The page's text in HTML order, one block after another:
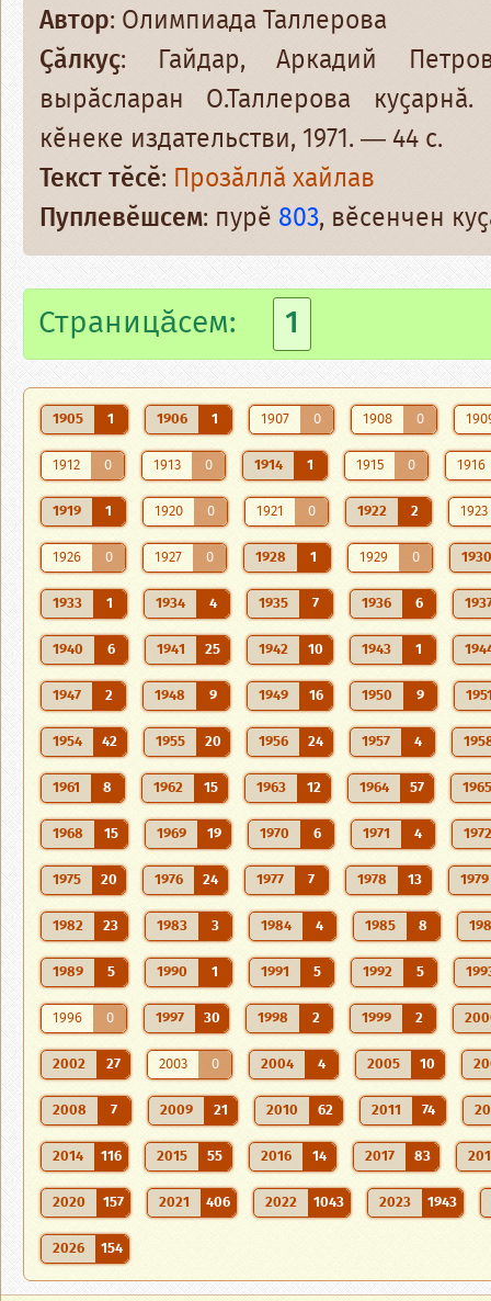
Автор: Олимпиада Таллерова
Ҫӑлкуҫ: Гайдар, Аркадий
вырӑсларан О.Таллерова
кӗнеке издательстви, 1971. — 44 с.
Текст тӗсӗ: Прозӑллӑ хайлав
Пуплевӗшсем: пурӗ 803, вӗсенчен
Страницăсем: 1
1905 1 1906 1 1907 0 1908 0
1912
0 1913 0 1914 1 1915 0
1916
1919
1 1920 0 1921 0 1922 2
1923
1926
0 1927 0 1928 1 1929 0
1930
1933
1 1934 4 1935 7 1936 6
1940
6 1941 25 1942 10 1943 1
1947
2 1948 9 1949 16 1950 9
1954
42 1955 20 1956 24 1957 4
1961
8 1962 15 1963 12 1964 57
1965
1968
15 1969 19 1970 6 1971 4
1972
1975
20 1976 24 1977 7 1978 13
1979
1982
23 1983 3 1984 4 1985 8
1989
5 1990 1 1991 5 1992 5
1996
0 1997 30 1998 2 1999 2
2002
27 2003 0 2004 4 2005 10
2008
7 2009 21 2010 62 2011 74
2014
116 2015 55 2016 14 2017 83
2020
157 2021 406 2022 1043 2023
1943
2026
154